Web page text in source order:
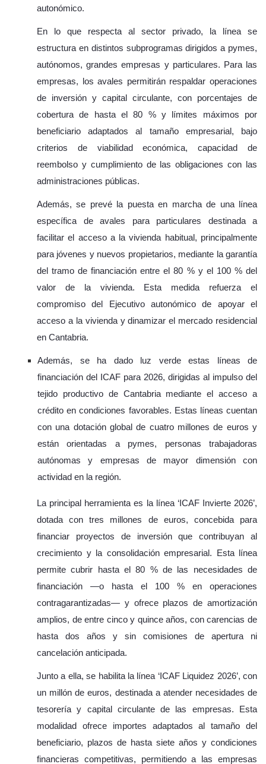
autonómico.
En lo que respecta al sector privado, la línea se
estructura en distintos subprogramas dirigidos a pymes,
autónomos, grandes empresas y particulares. Para las
empresas, los avales permitirán respaldar operaciones
de inversión y capital circulante, con porcentajes de
cobertura de hasta el 80 % y límites máximos por
beneficiario adaptados al tamaño empresarial, bajo
criterios de viabilidad económica, capacidad de
reembolso y cumplimiento de las obligaciones con las
administraciones públicas.
Además, se prevé la puesta en marcha de una línea
específica de avales para particulares destinada a
facilitar el acceso a la vivienda habitual, principalmente
para jóvenes y nuevos propietarios, mediante la garantía
del tramo de financiación entre el 80 % y el 100 % del
valor de la vivienda. Esta medida refuerza el
compromiso del Ejecutivo autonómico de apoyar el
acceso a la vivienda y dinamizar el mercado residencial
en Cantabria.
Además, se ha dado luz verde estas líneas de
financiación del ICAF para 2026, dirigidas al impulso del
tejido productivo de Cantabria mediante el acceso a
crédito en condiciones favorables. Estas líneas cuentan
con una dotación global de cuatro millones de euros y
están orientadas a pymes, personas trabajadoras
autónomas y empresas de mayor dimensión con
actividad en la región.
La principal herramienta es la línea ‘ICAF Invierte 2026’,
dotada con tres millones de euros, concebida para
financiar proyectos de inversión que contribuyan al
crecimiento y la consolidación empresarial. Esta línea
permite cubrir hasta el 80 % de las necesidades de
financiación —o hasta el 100 % en operaciones
contragarantizadas— y ofrece plazos de amortización
amplios, de entre cinco y quince años, con carencias de
hasta dos años y sin comisiones de apertura ni
cancelación anticipada.
Junto a ella, se habilita la línea ‘ICAF Liquidez 2026’, con
un millón de euros, destinada a atender necesidades de
tesorería y capital circulante de las empresas. Esta
modalidad ofrece importes adaptados al tamaño del
beneficiario, plazos de hasta siete años y condiciones
financieras competitivas, permitiendo a las empresas